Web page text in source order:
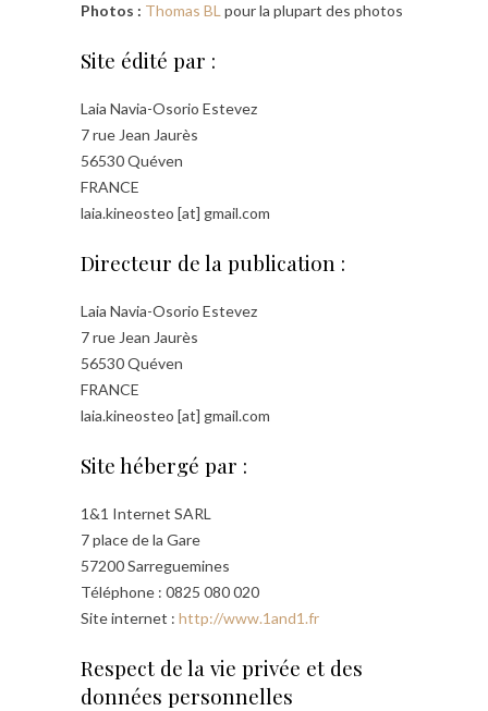
Photos : Thomas BL pour la plupart des photos
Site édité par :
Laia Navia-Osorio Estevez
7 rue Jean Jaurès
56530 Quéven
FRANCE
laia.kineosteo [at] gmail.com
Directeur de la publication :
Laia Navia-Osorio Estevez
7 rue Jean Jaurès
56530 Quéven
FRANCE
laia.kineosteo [at] gmail.com
Site hébergé par :
1&1 Internet SARL
7 place de la Gare
57200 Sarreguemines
Téléphone : 0825 080 020
Site internet : http://www.1and1.fr
Respect de la vie privée et des
données personnelles